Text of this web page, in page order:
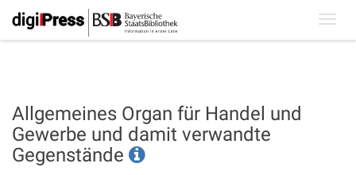
Allgemeines Organ für Handel und
Gewerbe und damit verwandte
Gegenstände